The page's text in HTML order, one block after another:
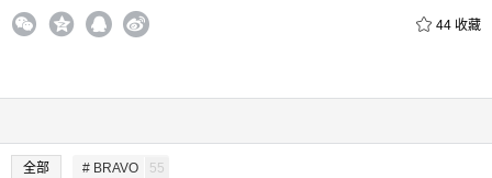
44 收藏
全部 # BRAVO 55